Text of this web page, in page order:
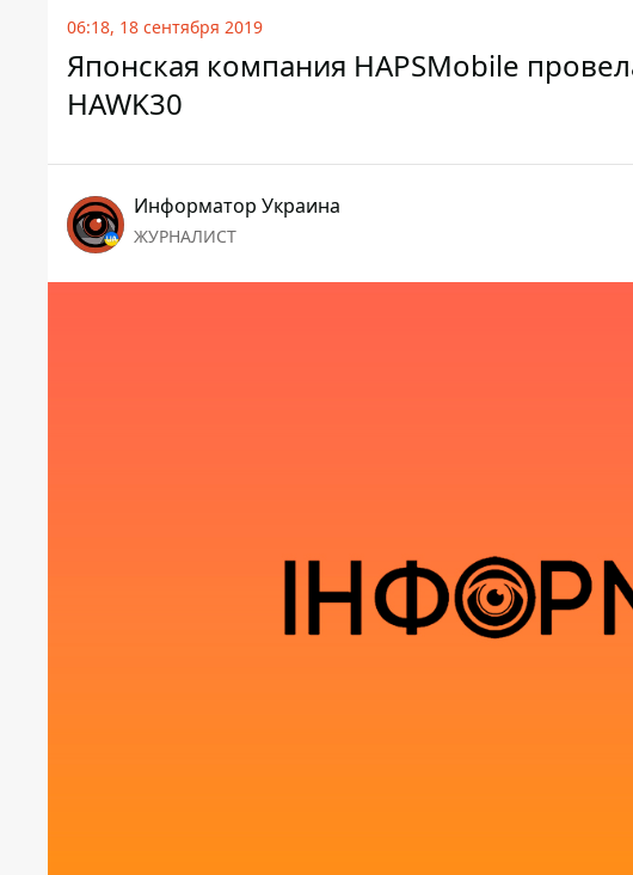
06:18, 18 сентября 2019
Японская компания HAPSMobile
HAWK30
Информатор Украина
ЖУРНАЛИСТ